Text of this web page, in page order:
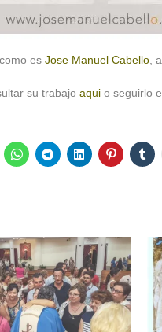
es Jose Manuel Cabello ,
su trabajo aqui o seguirlo